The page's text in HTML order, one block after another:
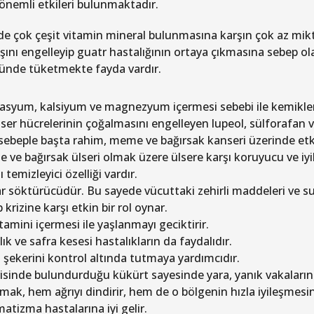
etkileri bulunmaktadır.
çok çeşit vitamin mineral bulunmasına karşın çok az
engelleyip guatr hastalığının ortaya çıkmasına sebep
tüketmekte fayda vardır.
kalsiyum ve magnezyum içermesi sebebi ile
hücrelerinin çoğalmasını engelleyen lupeol,
başta rahim, meme ve bağırsak kanseri üzerinde
ve bağırsak ülseri olmak üzere ülsere karşı koruyucu ve
temizleyici özelliği vardır.
söktürücüdür. Bu sayede vücuttaki zehirli maddeleri ve
krizine karşı etkin bir rol oynar.
içermesi ile yaşlanmayı geciktirir.
ve safra kesesi hastalıkların da faydalıdır.
şekerini kontrol altında tutmaya yardımcıdır.
bulundurduğu kükürt sayesinde yara, yanık
hem ağrıyı dindirir, hem de o bölgenin hızla
hastalarına iyi gelir.